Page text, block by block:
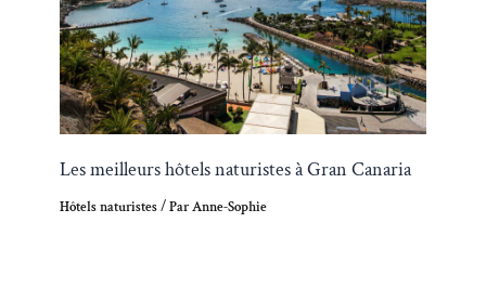
Les meilleurs hôtels naturistes à Gran Canaria
Hôtels naturistes/ ParAnne-Sophie